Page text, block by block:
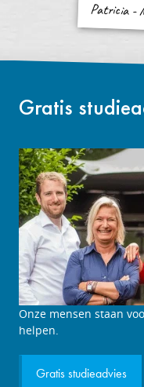
Patricia -
Gratis
Studieadviesgesprek
aanvragen
Onze mensen staan
helpen.
Gratis studieadvies